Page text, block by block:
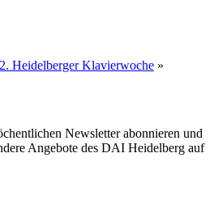
Heidelberger Klavierwoche »
Newsletter abonnieren und
Angebote des DAI Heidelberg auf